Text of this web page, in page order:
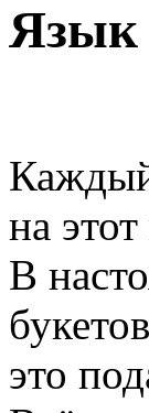
Язык
на
В
это